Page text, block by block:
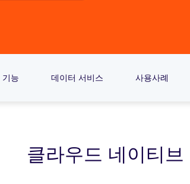
기능 데이터 서비스 사용사례
클라우드 네이티